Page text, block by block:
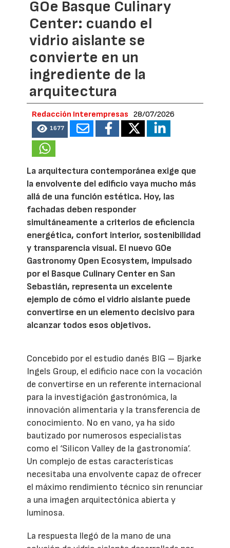
GOe Basque Culinary
Center: cuando el
vidrio aislante se
convierte en un
ingrediente de la
arquitectura
Redacción Interempresas 28/07/2026
1677
La arquitectura contemporánea exige que
la envolvente del edificio vaya mucho más
allá de una función estética. Hoy, las
fachadas deben responder
simultáneamente a criterios de eficiencia
energética, confort interior, sostenibilidad
y transparencia visual. El nuevo GOe
Gastronomy Open Ecosystem, impulsado
por el Basque Culinary Center en San
Sebastián, representa un excelente
ejemplo de cómo el vidrio aislante puede
convertirse en un elemento decisivo para
alcanzar todos esos objetivos.
Concebido por el estudio danés BIG – Bjarke
Ingels Group, el edificio nace con la vocación
de convertirse en un referente internacional
para la investigación gastronómica, la
innovación alimentaria y la transferencia de
conocimiento. No en vano, ya ha sido
bautizado por numerosos especialistas
como el ‘Silicon Valley de la gastronomía’.
Un complejo de estas características
necesitaba una envolvente capaz de ofrecer
el máximo rendimiento técnico sin renunciar
a una imagen arquitectónica abierta y
luminosa.
La respuesta llegó de la mano de una